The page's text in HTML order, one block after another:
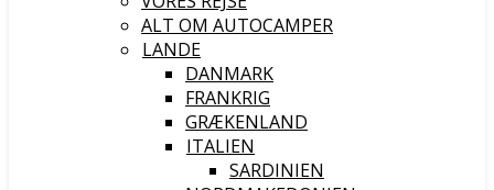
ALT OM AUTOCAMPER
LANDE
DANMARK
FRANKRIG
GRÆKENLAND
ITALIEN
SARDINIEN